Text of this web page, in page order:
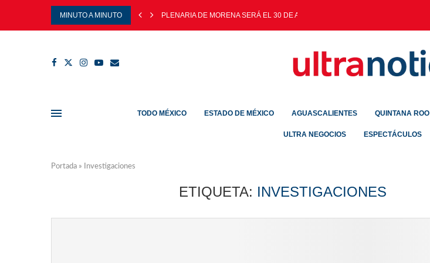
MINUTO A MINUTO PLENARIA DE MORENA SERÁ EL 30 DE AGOSTO
TODO MÉXICO ESTADO DE MÉXICO AGUASCALIENTES QUINTANA ROO
ULTRA NEGOCIOS ESPECTÁCULOS
Portada » Investigaciones
ETIQUETA: INVESTIGACIONES